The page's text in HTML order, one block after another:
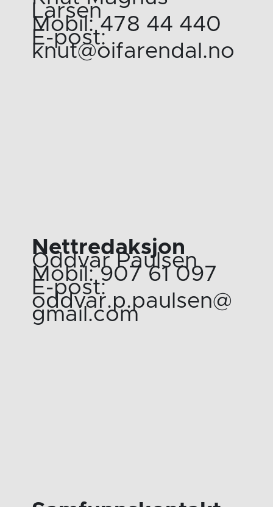
Larsen
Mobil: 478 44 440
E-post:
knut@oifarendal.no
Nettredaksjon
Oddvar Paulsen
Mobil: 907 61 097
E-post:
oddvar.p.paulsen@
gmail.com